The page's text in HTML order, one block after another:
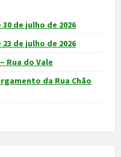
de julho de 2026
de julho de 2026
Rua do Vale
da Rua Chão